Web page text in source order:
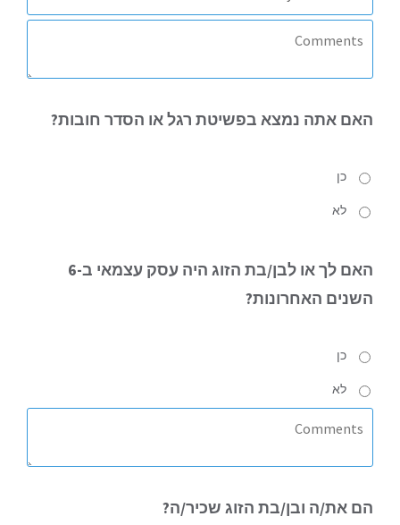
האם אתה נמצא בפשיטת רגל או הסדר חובות?
כן
לא
האם
לך או לבן/בת הזוג היה עסק עצמאי ב-6
השנים האחרונות?
כן
לא
הם את/ה ובן/בת הזוג שכיר/ה?